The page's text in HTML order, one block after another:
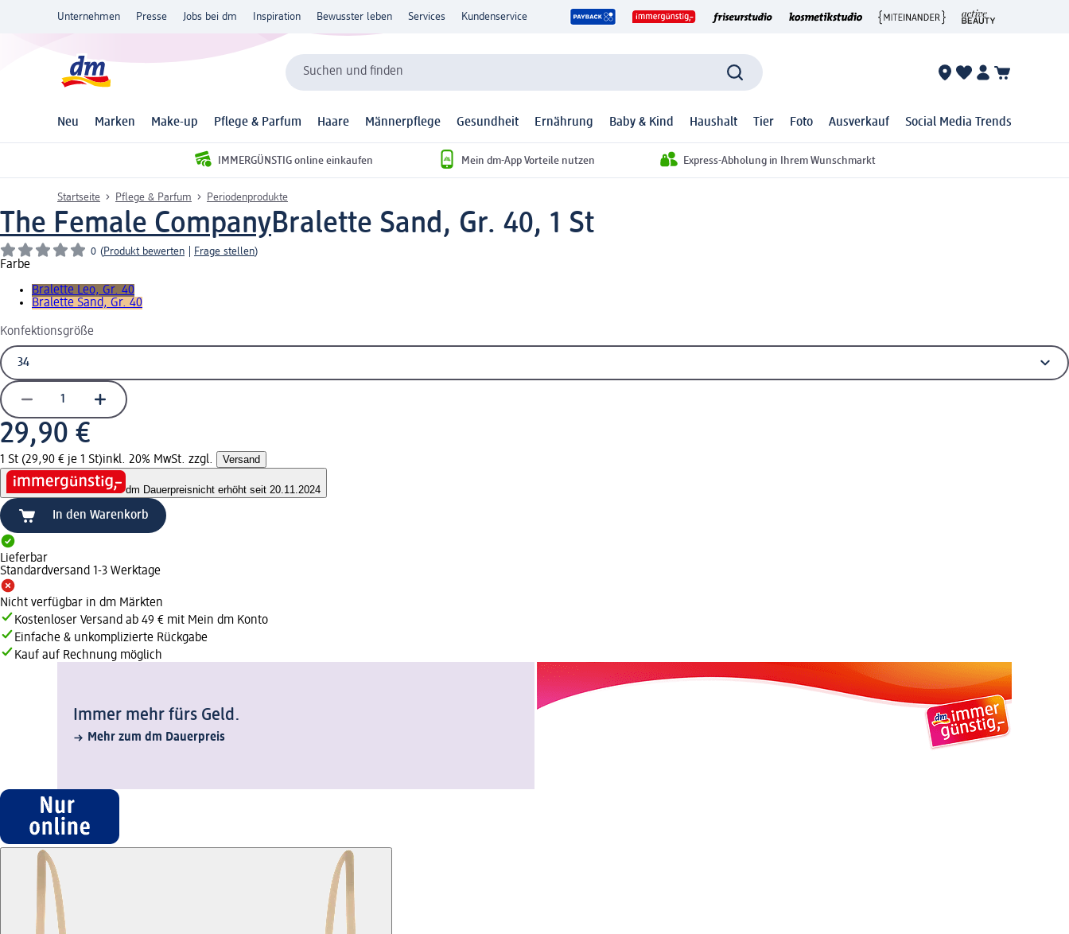
Unternehmen Presse Jobs bei dm Inspiration Bewusster leben Services Kundenservice
Suchen und finden
Neu Marken Make-up Pflege & Parfum Haare Männerpflege Gesundheit Ernährung Baby & Kind Haushalt Tier Foto Ausverkauf Social Media Trends
IMMERGÜNSTIG online einkaufen Mein dm-App Vorteile nutzen Express-Abholung in Ihrem Wunschmarkt
Startseite Pflege & Parfum Periodenprodukte
The Female CompanyBralette Sand, Gr. 40, 1 St
0 (Produkt bewerten Frage stellen)
Farbe
Bralette Leo, Gr. 40
Bralette Sand, Gr. 40
Konfektionsgröße
29,90 €
1 St (29,90 € je 1 St)inkl. 20% MwSt. zzgl. Versand
dm Dauerpreisnicht erhöht seit 20.11.2024
In den Warenkorb
Lieferbar
Standardversand 1-3 Werktage
Nicht verfügbar in dm Märkten
Kostenloser Versand ab 49 € mit Mein dm Konto
Einfache & unkomplizierte Rückgabe
Kauf auf Rechnung möglich
Immer mehr fürs Geld.
Mehr zum dm Dauerpreis